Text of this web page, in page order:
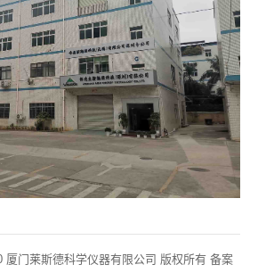
厦门莱斯德科学仪器有限公司 版权所有 备案